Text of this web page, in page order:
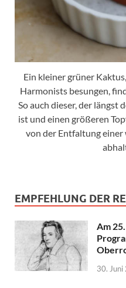
Ein kleiner grüner
Harmonists besungen,
So auch dieser, der längst
ist und einen größeren
von der Entfaltung
EMPFEHLUNG DER
Am
30. Juni